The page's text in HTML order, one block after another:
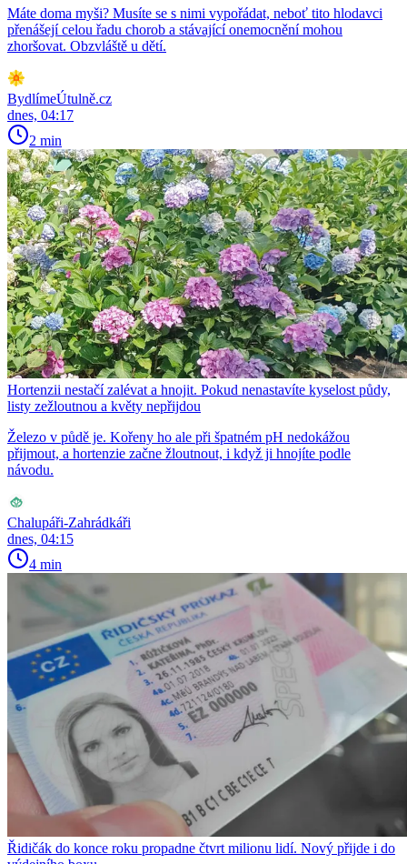
Máte doma myši? Musíte se s nimi vypořádat, neboť tito hlodavci
přenášejí celou řadu chorob a stávající onemocnění mohou
zhoršovat. Obzvláště u dětí.
BydlímeÚtulně.cz
dnes, 04:17
2 min
Hortenzii nestačí zalévat a hnojit. Pokud nenastavíte kyselost půdy,
listy zežloutnou a květy nepřijdou
Železo v půdě je. Kořeny ho ale při špatném pH nedokážou
přijmout, a hortenzie začne žloutnout, i když ji hnojíte podle
návodu.
Chalupáři-Zahrádkáři
dnes, 04:15
4 min
Řidičák do konce roku propadne čtvrt milionu lidí. Nový přijde i do